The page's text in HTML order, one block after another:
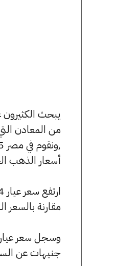
من المعادن
أسعار الذهب
مقارنة بالسعر السابق الذي بلغ
جنيهات عن السعر السابق الذي